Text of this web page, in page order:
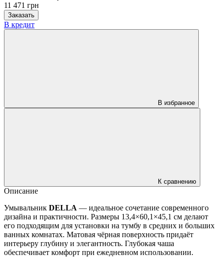
11 471 грн
Заказать
В кредит
В избранное
К сравнению
Описание
Умывальник DELLA — идеальное сочетание современного
дизайна и практичности. Размеры 13,4×60,1×45,1 см делают
его подходящим для установки на тумбу в средних и больших
ванных комнатах. Матовая чёрная поверхность придаёт
интерьеру глубину и элегантность. Глубокая чаша
обеспечивает комфорт при ежедневном использовании.